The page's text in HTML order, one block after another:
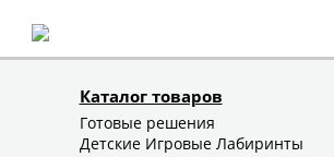
Каталог товаров
Готовые решения
Детские Игровые Лабиринты